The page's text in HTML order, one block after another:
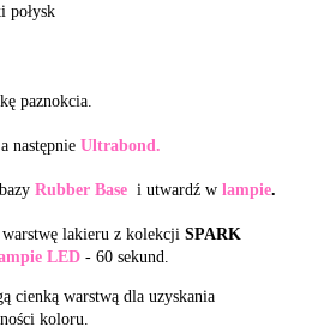
połysk
paznokcia.
, a następnie Ultrabond.
Rubber Base i utwardź w lampie.
warstwę lakieru z kolekcji SPARK
LED - 60 sekund.
cienką warstwą dla uzyskania
koloru.